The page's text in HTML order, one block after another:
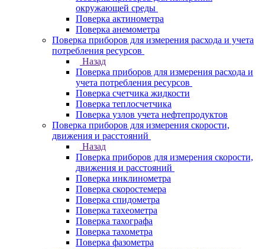
окружающей среды
Поверка актинометра
Поверка анемометра
Поверка приборов для измерения расхода и учета
потребления ресурсов
Назад
Поверка приборов для измерения расхода и
учета потребления ресурсов
Поверка счетчика жидкости
Поверка теплосчетчика
Поверка узлов учета нефтепродуктов
Поверка приборов для измерения скорости,
движения и расстояний
Назад
Поверка приборов для измерения скорости,
движения и расстояний
Поверка инклинометра
Поверка скоростемера
Поверка спидометра
Поверка тахеометра
Поверка тахографа
Поверка тахометра
Поверка фазометра